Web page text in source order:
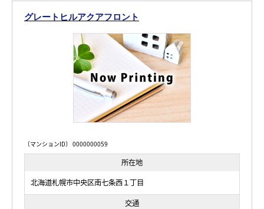
グレートヒルアクアフロント
〔マンションID〕 0000000059
所在地
北海道札幌市中央区南七条西１丁目
交通